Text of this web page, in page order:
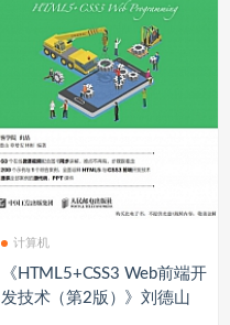
计算机
《HTML5+CSS3 Web前端开
发技术（第2版）》刘德山